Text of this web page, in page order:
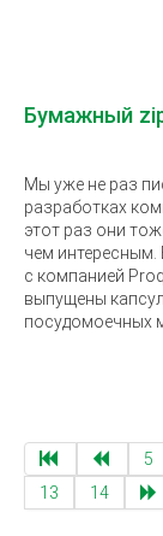
Бумажный
Мы уже не раз
разработках
этот раз они
чем интересным.
с компанией
выпущены
посудомоечных
5
13
14